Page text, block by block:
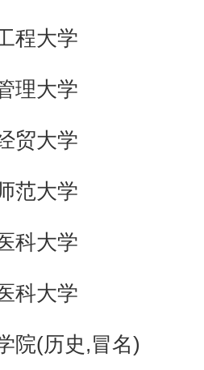
大学
大学
大学
大学
大学
大学
(历史,冒名)